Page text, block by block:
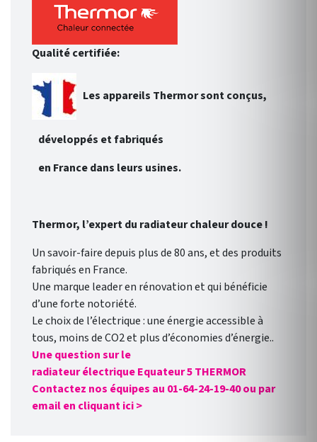
Qualité certifiée:
Les appareils Thermor sont conçus,
développés et fabriqués
en France dans leurs usines.
Thermor, l’expert du radiateur chaleur douce !
Un savoir-faire depuis plus de 80 ans, et des produits
fabriqués en France.
Une marque leader en rénovation et qui bénéficie
d’une forte notoriété.
Le choix de l’électrique : une énergie accessible à
tous, moins de CO2 et plus d’économies d’énergie..
Une question sur le
radiateurélectriqueEquateur 5THERMOR
Contactez nos équipes au 01-64-24-19-40 ou par
email en cliquant ici >